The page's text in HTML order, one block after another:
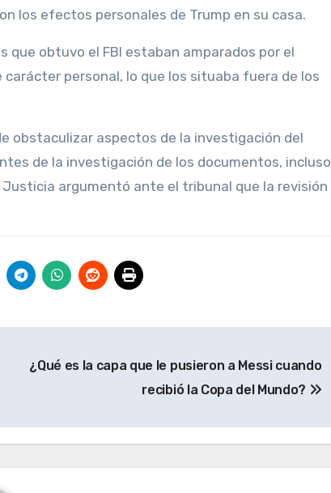
los efectos personales de Trump en su casa.
que obtuvo el FBI estaban amparados por el
personal, lo que los situaba fuera de los
obstaculizar aspectos de la investigación del
de la investigación de los documentos, incluso
argumentó ante el tribunal que la revisión
¿Qué es la capa que le pusieron a Messi cuando
recibió la Copa del Mundo?